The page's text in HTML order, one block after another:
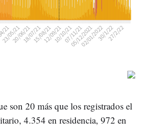
son 20 más que los registrados el
4.354 en residencia, 972 en